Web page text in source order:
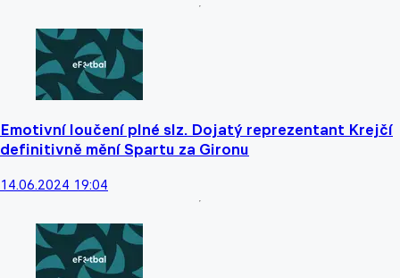
Emotivní loučení plné slz. Dojatý reprezentant Krejčí
definitivně mění Spartu za Gironu
14.06.2024 19:04